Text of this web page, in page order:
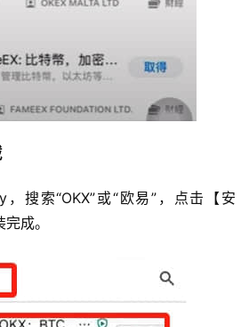
搜索“OKX”或“欧易”，点击【安
成。